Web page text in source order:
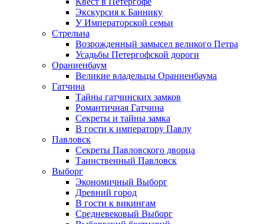
Экскурсия к Баннику
У Императорской семьи
Стрельна
Возрожденный замысел великого Петра
Усадьбы Петергофской дороги
Ораниенбаум
Великие владельцы Ораниенбаума
Гатчина
Тайны гатчинских замков
Романтичная Гатчина
Секреты и тайны замка
В гости к императору Павлу
Павловск
Секреты Павловского дворца
Таинственный Павловск
Выборг
Экономичный Выборг
Древний город
В гости к викингам
Средневековый Выборг